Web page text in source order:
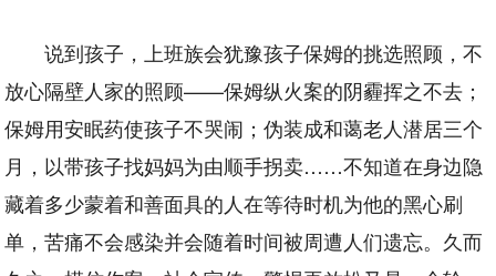
说到孩子，上班族会犹豫孩子保姆的挑选照顾，不
放心隔壁人家的照顾——保姆纵火案的阴霾挥之不去；
保姆用安眠药使孩子不哭闹；伪装成和蔼老人潜居三个
月，以带孩子找妈妈为由顺手拐卖……不知道在身边隐
藏着多少蒙着和善面具的人在等待时机为他的黑心刷
单，苦痛不会感染并会随着时间被周遭人们遗忘。久而